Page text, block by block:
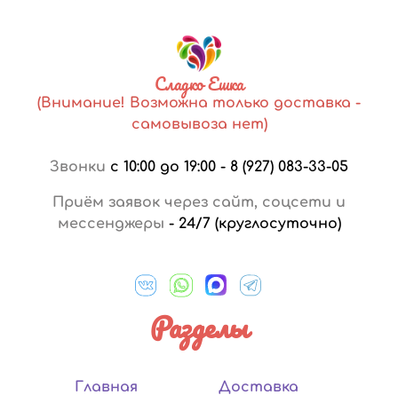
Сладко Ешка
(Внимание! Возможна только доставка -
самовывоза нет)
Звонки с 10:00 до 19:00 - 8 (927) 083-33-05
Приём заявок через сайт, соцсети и
мессенджеры - 24/7 (круглосуточно)
Разделы
Главная
Доставка